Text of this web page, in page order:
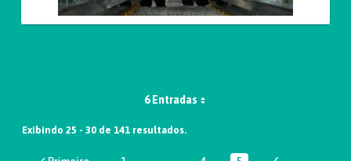
6 Entradas
Exibindo 25 - 30 de 141 resultados.